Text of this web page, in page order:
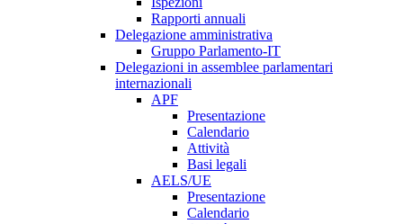
Rapporti annuali
Delegazione amministrativa
Gruppo Parlamento-IT
Delegazioni in assemblee parlamentari
internazionali
APF
Presentazione
Calendario
Attività
Basi legali
AELS/UE
Presentazione
Calendario